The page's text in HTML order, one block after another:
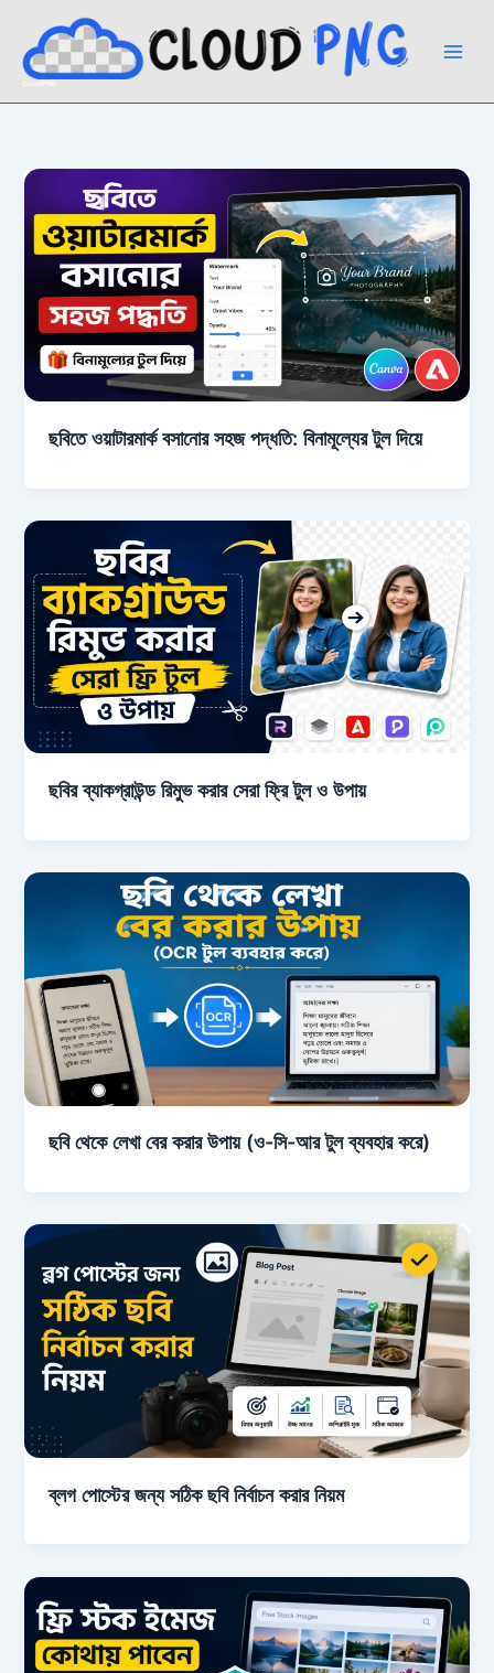
content
ছবিতে ওয়াটারমার্ক বসানোর সহজ পদ্ধতি: বিনামূল্যের টুল দিয়ে
ছবির ব্যাকগ্রাউন্ড রিমুভ করার সেরা ফ্রি টুল ও উপায়
ছবি থেকে লেখা বের করার উপায় (ও-সি-আর টুল ব্যবহার করে)
ব্লগ পোস্টের জন্য সঠিক ছবি নির্বাচন করার নিয়ম